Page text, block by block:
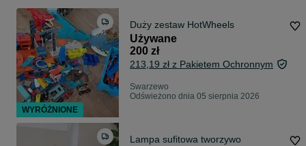
Duży zestaw HotWheels
Używane
200 zł
213,19 zł z Pakietem Ochronnym
Swarzewo
Odświeżono dnia 05 sierpnia 2026
Lampa sufitowa tworzywo
WYRÓŻNIONE